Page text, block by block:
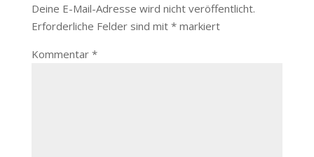
Deine E-Mail-Adresse wird nicht veröffentlicht.
Erforderliche Felder sind mit *markiert
Kommentar *